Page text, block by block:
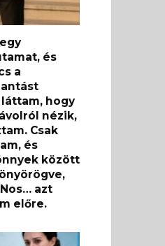
és
a
hogy
nézik,
Csak
és
között
azt
előre.